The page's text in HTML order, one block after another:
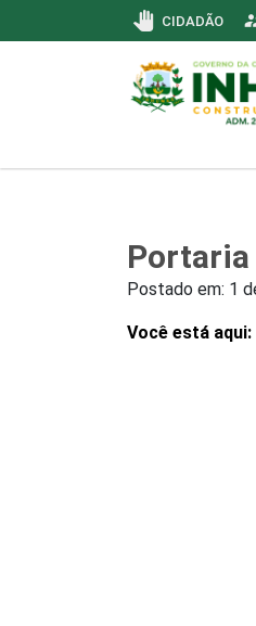
pan_tool CIDADÃO
Portaria
Postado em: 1
Você está aqui: